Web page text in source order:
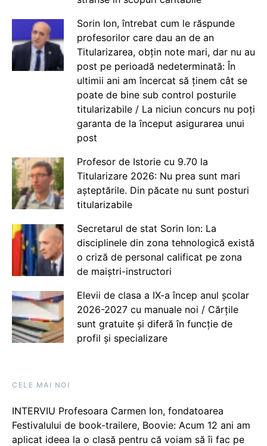
Sorin Ion, întrebat cum le răspunde
profesorilor care dau an de an
Titularizarea, obțin note mari, dar nu au
post pe perioadă nedeterminată: În
ultimii ani am încercat să ținem cât se
poate de bine sub control posturile
titularizabile / La niciun concurs nu poți
garanta de la început asigurarea unui
post
Profesor de Istorie cu 9.70 la
Titularizare 2026: Nu prea sunt mari
așteptările. Din păcate nu sunt posturi
titularizabile
Secretarul de stat Sorin Ion: La
disciplinele din zona tehnologică există
o criză de personal calificat pe zona
de maiștri-instructori
Elevii de clasa a IX-a încep anul școlar
2026-2027 cu manuale noi / Cărțile
sunt gratuite și diferă în funcție de
profil și specializare
CELE MAI NOI
INTERVIU Profesoara Carmen Ion, fondatoarea
Festivalului de book-trailere, Boovie: Acum 12 ani am
aplicat ideea la o clasă pentru că voiam să îi fac pe